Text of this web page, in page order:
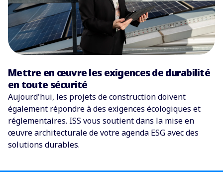
Mettre en œuvre les exigences de durabilité
en toute sécurité
Aujourd'hui, les projets de construction doivent
également répondre à des exigences écologiques et
réglementaires. ISS vous soutient dans la mise en
œuvre architecturale de votre agenda ESG avec des
solutions durables.